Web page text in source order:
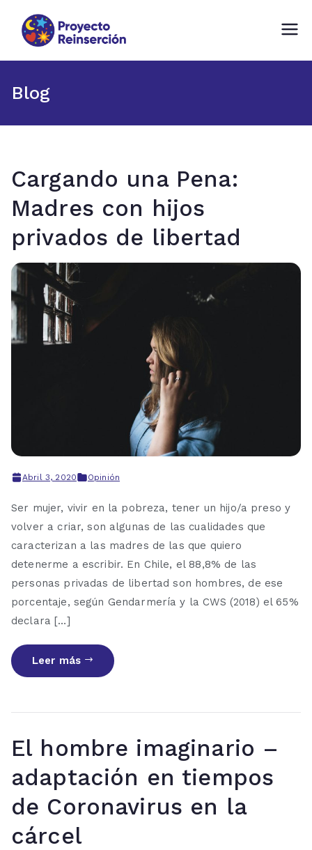
Fundación comprometida con la
Blog
Cargando una Pena:
Madres con hijos
privados de libertad
Abril 3, 2020 Opinión
Ser mujer, vivir en la pobreza, tener un hijo/a preso y
volver a criar, son algunas de las cualidades que
caracterizan a las madres de las que quiero
detenerme a escribir. En Chile, el 88,8% de las
personas privadas de libertad son hombres, de ese
porcentaje, según Gendarmería y la CWS (2018) el 65%
declara […]
Leer más
El hombre imaginario –
adaptación en tiempos
de Coronavirus en la
cárcel